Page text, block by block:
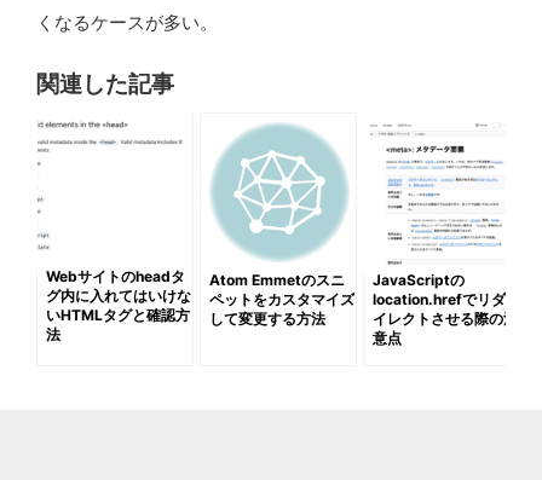
くなるケースが多い。
関連した記事
Webサイトのheadタ
グ内に入れてはいけな
いHTMLタグと確認方
法
Atom Emmetのスニ
ペットをカスタマイズ
して変更する方法
JavaScriptの
location.hrefでリダ
イレクトさせる際の注
意点